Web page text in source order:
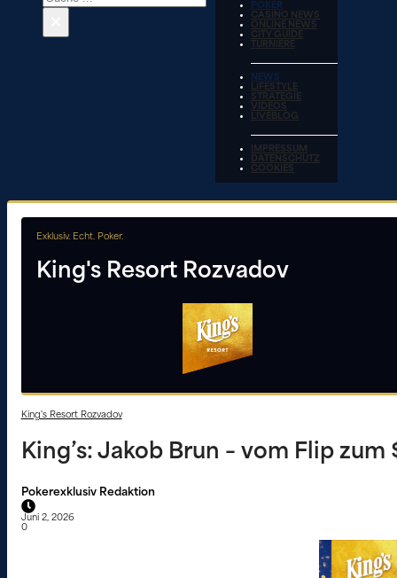
POKER
CASINO NEWS
ONLINE NEWS
CITY GUIDE
TURNIERE
NEWS
LIFESTYLE
STRATEGIE
VIDEOS
LIVEBLOG
IMPRESSUM
DATENSCHUTZ
COOKIES
Exklusiv. Echt. Poker.
King's Resort Rozvadov
King's Resort Rozvadov
King’s: Jakob Brun – vom Flip
Pokerexklusiv Redaktion
Juni 2, 2026
0